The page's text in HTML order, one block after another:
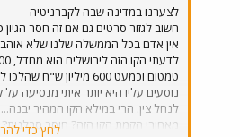
לצערנו במדינה שבה לקברניטיה
חשוב לגזור סרטים גם אם זה חסר
אין אדם בכל הממשלה שלנו שלא אוהב
טמטום וכמעט 600
לנחל צין. הרי במילא הקו המהיר
מאחורי הקמת הקו הזה? חוסר סבלנות?
לחץ כדי